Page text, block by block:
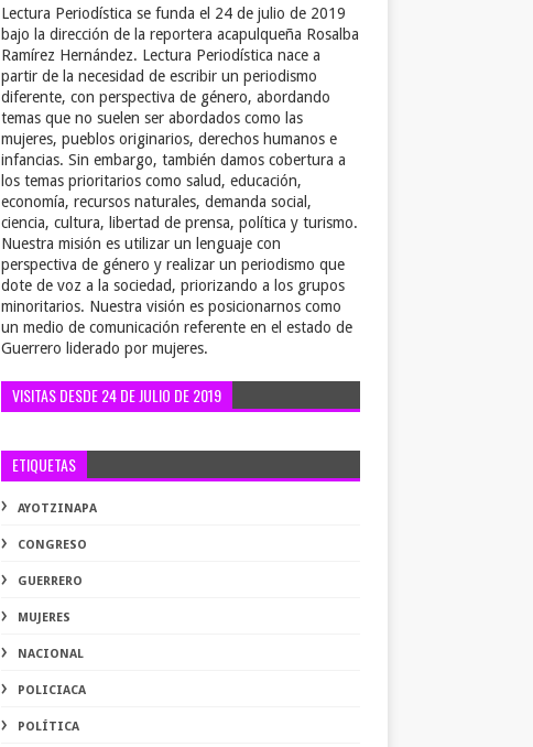
Lectura Periodística se funda el 24 de julio de 2019
bajo la dirección de la reportera acapulqueña Rosalba
Ramírez Hernández. Lectura Periodística nace a
partir de la necesidad de escribir un periodismo
diferente, con perspectiva de género, abordando
temas que no suelen ser abordados como las
mujeres, pueblos originarios, derechos humanos e
infancias. Sin embargo, también damos cobertura a
los temas prioritarios como salud, educación,
economía, recursos naturales, demanda social,
ciencia, cultura, libertad de prensa, política y turismo.
Nuestra misión es utilizar un lenguaje con
perspectiva de género y realizar un periodismo que
dote de voz a la sociedad, priorizando a los grupos
minoritarios. Nuestra visión es posicionarnos como
un medio de comunicación referente en el estado de
Guerrero liderado por mujeres.
VISITAS DESDE 24 DE JULIO DE 2019
ETIQUETAS
AYOTZINAPA
CONGRESO
GUERRERO
MUJERES
NACIONAL
POLICIACA
POLÍTICA